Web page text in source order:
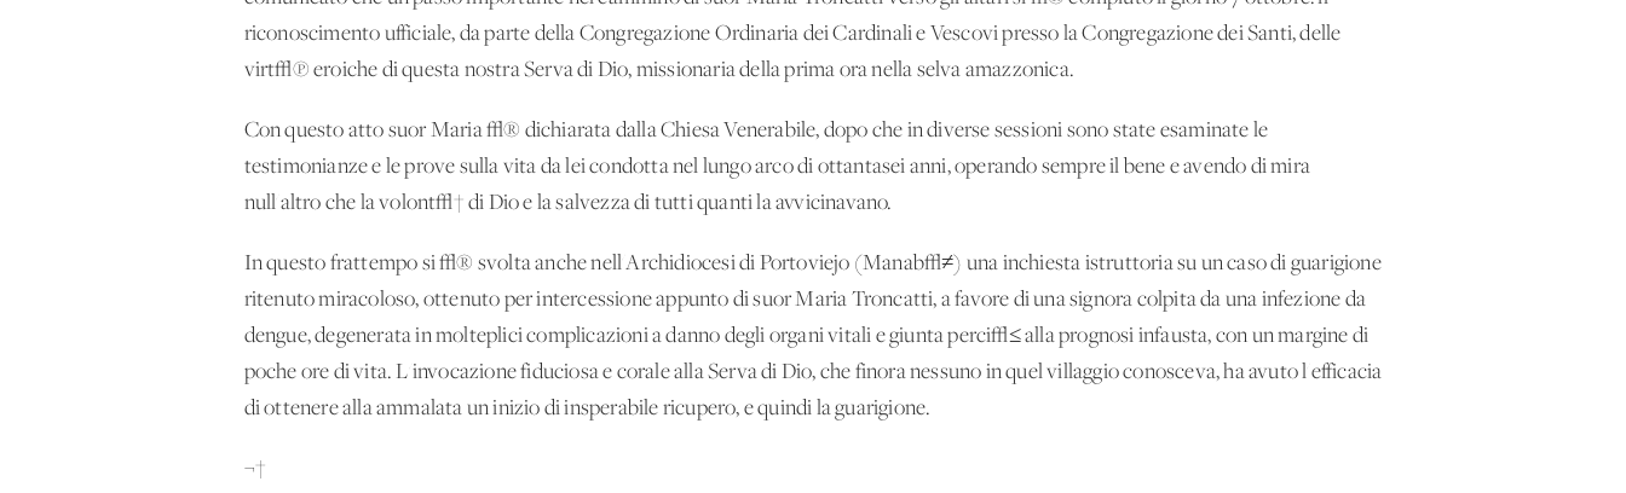
riconoscimento ufficiale, da parte della Congregazione Ordinaria dei Cardinali e Vescovi presso la Congregazione dei Santi, delle
virt√π eroiche di questa nostra Serva di Dio, missionaria della prima ora nella selva amazzonica.
Con questo atto suor Maria √® dichiarata dalla Chiesa Venerabile, dopo che in diverse sessioni sono state esaminate le
testimonianze e le prove sulla vita da lei condotta nel lungo arco di ottantasei anni, operando sempre il bene e avendo di mira
null'altro che la volont√† di Dio e la salvezza di tutti quanti la avvicinavano.
In questo frattempo si √® svolta anche nell'Archidiocesi di Portoviejo (Manab√≠) una inchiesta istruttoria su un caso di guarigione
ritenuto miracoloso, ottenuto per intercessione appunto di suor Maria Troncatti, a favore di una signora colpita da una infezione da
dengue, degenerata in molteplici complicazioni a danno degli organi vitali e giunta perci√≤ alla prognosi infausta, con un margine di
poche ore di vita. L'invocazione fiduciosa e corale alla Serva di Dio, che finora nessuno in quel villaggio conosceva, ha avuto l'efficacia
di ottenere alla ammalata un inizio di insperabile ricupero, e quindi la guarigione.
¬†